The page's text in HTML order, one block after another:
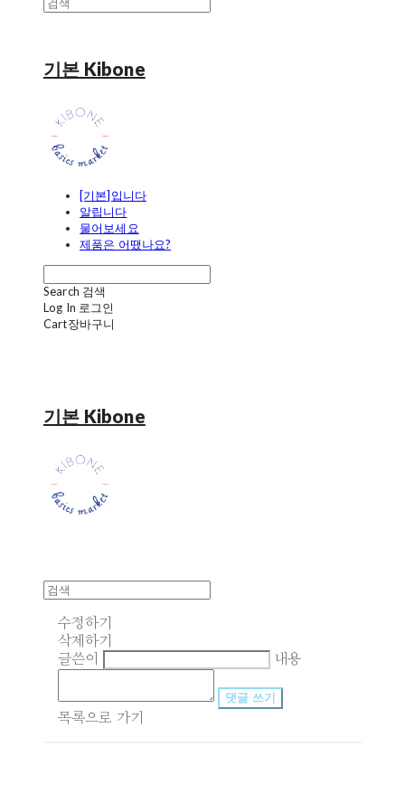
기본 Kibone
[기본]입니다
알립니다
물어보세요
제품은 어땠나요?
Search 검색
Log In 로그인
Cart장바구니
기본 Kibone
수정하기
삭제하기
글쓴이
내용
댓글 쓰기
목록으로 가기